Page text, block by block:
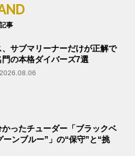
事
、サブマリーナーだけが正解で
の本格ダイバーズ7選
2026.08.06
ったチューダー「ブラックベ
ーンブルー”」の“保守”と“挑